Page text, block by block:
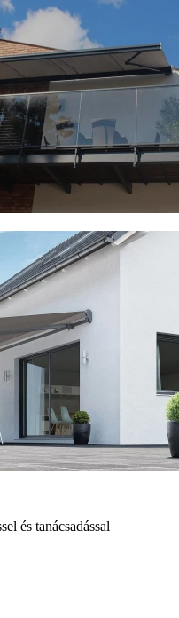
és tanácsadással